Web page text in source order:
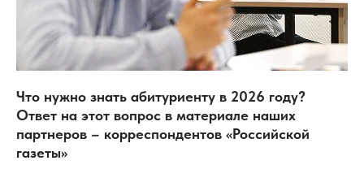
Что нужно знать абитуриенту в 2026 году?
Ответ на этот вопрос в материале наших
партнеров – корреспондентов «Российской
газеты»